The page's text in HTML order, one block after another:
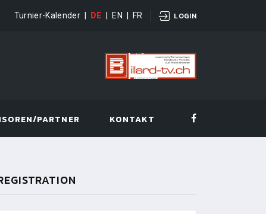
Turnier-Kalender DE EN FR LOGIN
PARTNER KONTAKT